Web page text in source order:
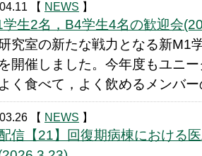
【 NEWS 】
学生2名，B4学生4名の歓迎会
究室の新たな戦力となる新M1
開催しました。今年度もユニ
く食べて，よく飲めるメンバ
【 NEWS 】
信【21】回復期病棟における